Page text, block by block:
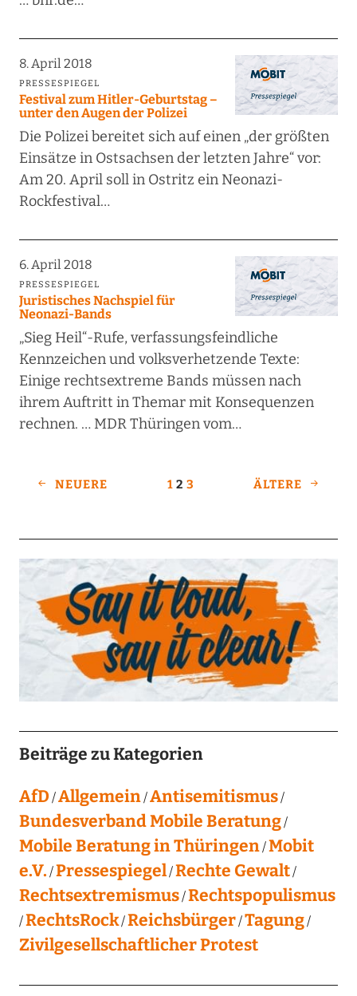
8. April 2018
PRESSESPIEGEL
Festival zum Hitler-Geburtstag –
unter den Augen der Polizei
Die Polizei bereitet sich auf einen „der größten
Einsätze in Ostsachsen der letzten Jahre“ vor:
Am 20. April soll in Ostritz ein Neonazi-
Rockfestival…
6. April 2018
PRESSESPIEGEL
Juristisches Nachspiel für
Neonazi-Bands
„Sieg Heil“-Rufe, verfassungsfeindliche
Kennzeichen und volksverhetzende Texte:
Einige rechtsextreme Bands müssen nach
ihrem Auftritt in Themar mit Konsequenzen
rechnen. … MDR Thüringen vom…
NEUERE 1 2 3 ÄLTERE
Beiträge zu Kategorien
AfD Allgemein Antisemitismus
Bundesverband Mobile Beratung
Mobile Beratung in Thüringen Mobit
e.V. Pressespiegel Rechte Gewalt
Rechtsextremismus Rechtspopulismus
RechtsRock Reichsbürger Tagung
Zivilgesellschaftlicher Protest